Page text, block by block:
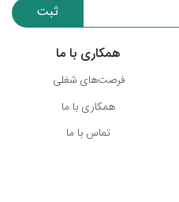
ثبت
همکاری با ما
فرصت‌های شغلی
همکاری با ما
تماس با ما